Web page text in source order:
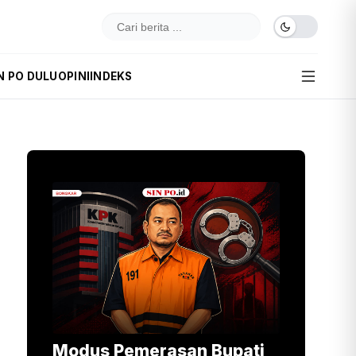
PO DULUOPINI INDEKS
Modus Pemerasan Bupati